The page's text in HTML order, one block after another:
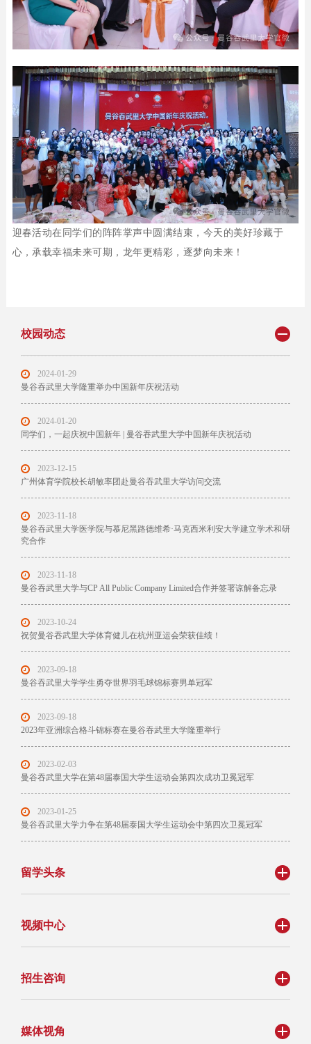
迎春活动在同学们的阵阵掌声中圆满结束，今天的美好珍藏于
心，承载幸福未来可期，龙年更精彩，逐梦向未来！
校园动态
2024-01-29
曼谷吞武里大学隆重举办中国新年庆祝活动
2024-01-20
同学们，一起庆祝中国新年 | 曼谷吞武里大学中国新年庆祝活动
2023-12-15
广州体育学院校长胡敏率团赴曼谷吞武里大学访问交流
2023-11-18
曼谷吞武里大学医学院与慕尼黑路德维希·马克西米利安大学建立学术和研
究合作
2023-11-18
曼谷吞武里大学与CP All Public Company Limited合作并签署谅解备忘录
2023-10-24
祝贺曼谷吞武里大学体育健儿在杭州亚运会荣获佳绩！
2023-09-18
曼谷吞武里大学学生勇夺世界羽毛球锦标赛男单冠军
2023-09-18
2023年亚洲综合格斗锦标赛在曼谷吞武里大学隆重举行
2023-02-03
曼谷吞武里大学在第48届泰国大学生运动会第四次成功卫冕冠军
2023-01-25
曼谷吞武里大学力争在第48届泰国大学生运动会中第四次卫冕冠军
留学头条
视频中心
招生咨询
媒体视角